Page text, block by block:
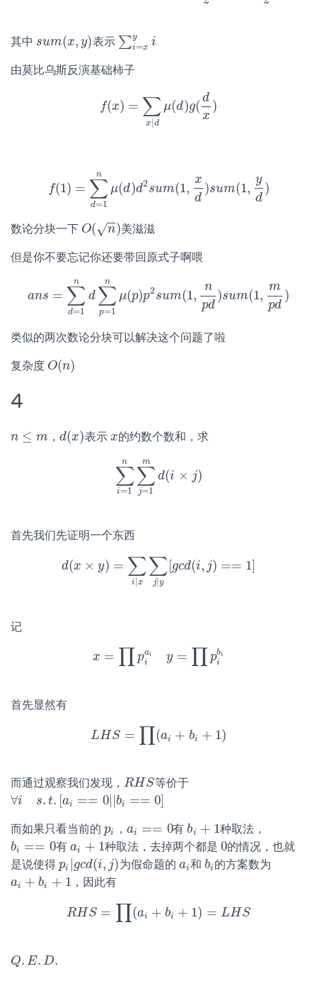
其中 sum(x, y)
sum(x,y) 表示 ∑y
i=x i
∑ =xy
由莫比乌斯反演基础柿子
f(x) = ∑
x d
μ(d)g(
d
x
)
f(x) =∑ x| μ(d)g(dx)
f(1) = ∑
d=1
n
μ(d)d2sum(1,
x
d
)sum(1,
y
d
)
f(1 )=∑ d= 1nμ(d)d2sum(1, xd )sum(1,yd)
数论分块一下 O( n
−
−
√ )
O(n)
美滋滋
但是你不要忘记你还要带回原式子啊喂
ans = ∑
d=1
n
d ∑
p=1
n
μ(p)p2sum(1,
n
pd
)sum(1,
m
pd
)
ans=∑d = nd ∑p =1nμ(p)p2sum( 1,npd)sum(1 ,mp d
类似的两次数论分块可以解决这个问题了啦
复杂度 O(n)
O(n)
4
n ≤ m
n≤m ，d(x)
d(x) 表示x
x的约数个数和，求
∑
i=1
n ∑
j=1
m
d(i × j)
∑i= n =1md i×j
首先我们先证明一个东西
d(x × y) = ∑
i x
∑
j|y
[gcd(i, j) == 1]
d( x×y)= ∑i| ∑j| gcd(i,j) == 1]
记
x = ∏ pai
i y = ∏ pbi
i
∏pia =∏p
首先显然有
LHS = ∏(ai + bi + 1)
L HS (ai+ bi+1
而通过观察我们发现， RHS
RHS 等价于
∀i s. t. [ai == 0| bi == 0]
∀is [ai == 0| bi== 0
而如果只看当前的 pi
pi ，ai == 0
ai==0 有bi + 1
bi +1 种取法，
bi == 0
bi ==0 有ai + 1
ai+ 1 种取法，去掉两个都是 0
0的情况，也就
是说使得 pi gcd(i, j)
pi gcd(i,j) 为假命题的 ai
ai 和 bi
bi的方案数为
ai + bi + 1
ai+ bi +1 ，因此有
RHS = ∏(ai + bi + 1) = LHS
RH ∏(a i+bi+ 1)=LHS
Q. E. D.
Q.E.D.